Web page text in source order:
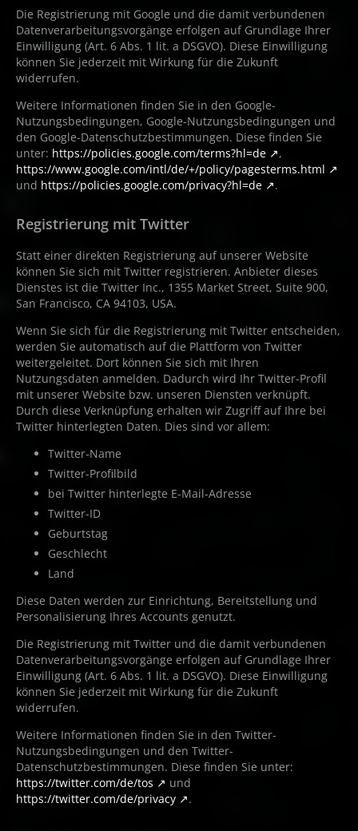
Die Registrierung mit Google und die damit verbundenen
Datenverarbeitungsvorgänge erfolgen auf Grundlage Ihrer
Einwilligung (Art. 6 Abs. 1 lit. a DSGVO). Diese Einwilligung
können Sie jederzeit mit Wirkung für die Zukunft
widerrufen.
Weitere Informationen finden Sie in den Google-
Nutzungsbedingungen, Google-Nutzungsbedingungen und
den Google-Datenschutzbestimmungen. Diese finden Sie
unter: https://policies.google.com/terms?hl=de
,
https://www.google.com/intl/de/+/policy/pagesterms.html
und https://policies.google.com/privacy?hl=de .
Registrierung mit Twitter
Statt einer direkten Registrierung auf unserer Website
können Sie sich mit Twitter registrieren. Anbieter dieses
Dienstes ist die Twitter Inc., 1355 Market Street, Suite 900,
San Francisco, CA 94103, USA.
Wenn Sie sich für die Registrierung mit Twitter entscheiden,
werden Sie automatisch auf die Plattform von Twitter
weitergeleitet. Dort können Sie sich mit Ihren
Nutzungsdaten anmelden. Dadurch wird Ihr Twitter-Profil
mit unserer Website bzw. unseren Diensten verknüpft.
Durch diese Verknüpfung erhalten wir Zugriff auf Ihre bei
Twitter hinterlegten Daten. Dies sind vor allem:
Twitter-Name
Twitter-Profilbild
bei Twitter hinterlegte E-Mail-Adresse
Twitter-ID
Geburtstag
Geschlecht
Land
Diese Daten werden zur Einrichtung, Bereitstellung und
Personalisierung Ihres Accounts genutzt.
Die Registrierung mit Twitter und die damit verbundenen
Datenverarbeitungsvorgänge erfolgen auf Grundlage Ihrer
Einwilligung (Art. 6 Abs. 1 lit. a DSGVO). Diese Einwilligung
können Sie jederzeit mit Wirkung für die Zukunft
widerrufen.
Weitere Informationen finden Sie in den Twitter-
Nutzungsbedingungen und den Twitter-
Datenschutzbestimmungen. Diese finden Sie unter:
https://twitter.com/de/tos
und
https://twitter.com/de/privacy
.